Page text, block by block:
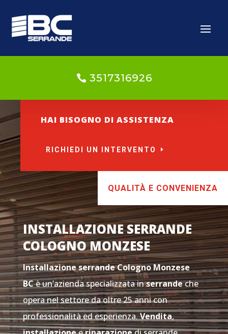
3517316926
HAI BISOGNO DI ASSISTENZA
RICHIEDI UN INTERVENTO
QUALITÀ E CONVENIENZA
INSTALLAZIONE SERRANDE
COLOGNO MONZESE
Installazione serrande Cologno Monzese
BCè un’azienda specializzata inserrandeche
opera nel settore da oltre 25 anni con
professionalità ed esperienza.Vendita,